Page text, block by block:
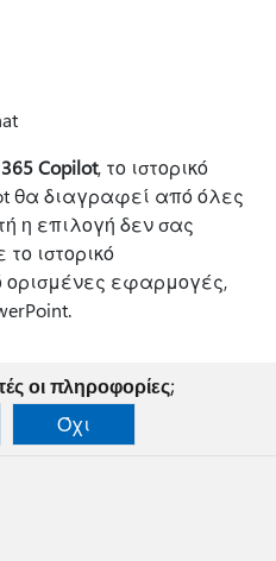
Copilot, το ιστορικό
θα διαγραφεί από όλες
η επιλογή δεν σας
ιστορικό
ορισμένες εφαρμογές,
οι πληροφορίες;
Όχι